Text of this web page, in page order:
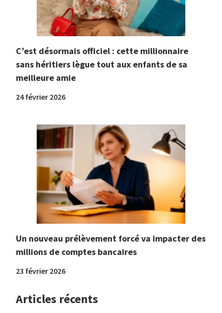
C’est désormais officiel : cette millionnaire
sans héritiers lègue tout aux enfants de sa
meilleure amie
24 février 2026
Un nouveau prélèvement forcé va impacter des
millions de comptes bancaires
23 février 2026
Articles récents